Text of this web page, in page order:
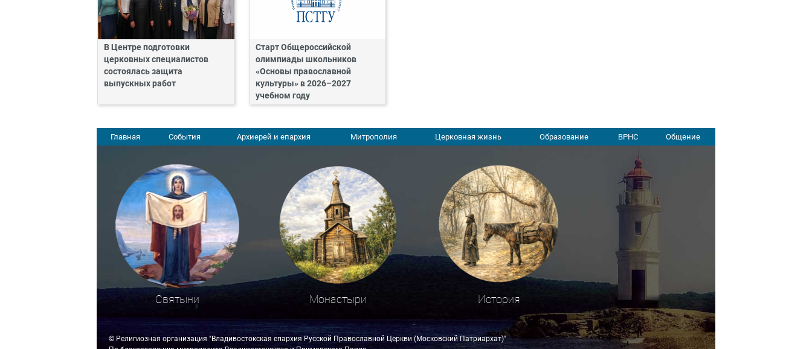
В Центре подготовки
церковных специалистов
состоялась защита
выпускных работ
Старт Общероссийской
олимпиады школьников
«Основы православной
культуры» в 2026–2027
учебном году
Главная События Архиерей и епархия Митрополия Церковная жизнь Образование ВРНС Общение
Святыни Монастыри История
© Религиозная организация "Владивостокская епархия Русской Православной Церкви (Московский Патриархат)"